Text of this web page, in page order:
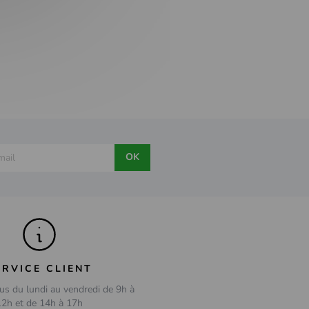
OK
CLIENT
du lundi au vendredi de 9h à
et de 14h à 17h